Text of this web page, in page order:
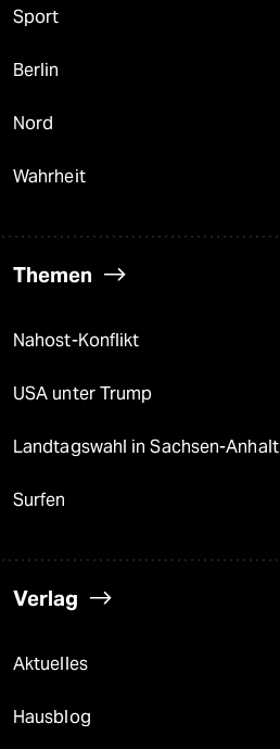
Sport
Berlin
Nord
Wahrheit
Themen
Nahost-Konflikt
USA unter Trump
Landtagswahl in Sachsen-Anhalt
Surfen
Verlag
Aktuelles
Hausblog